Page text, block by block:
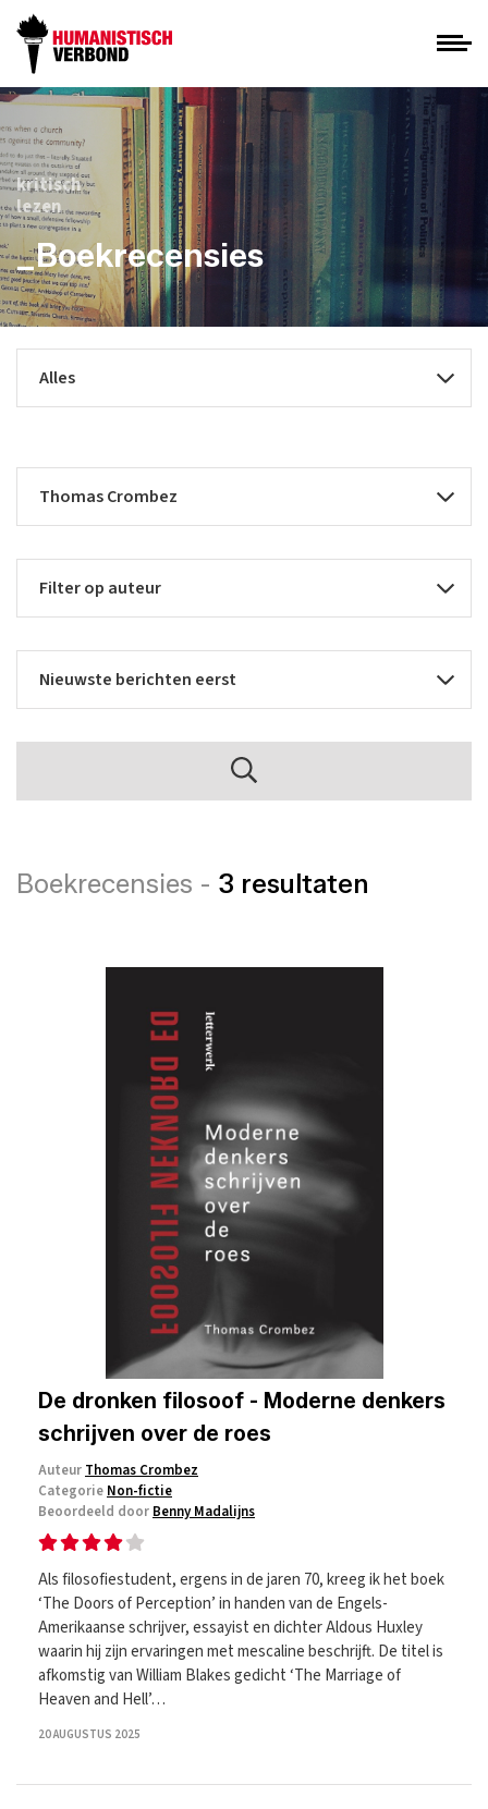
kritisch
lezen
_Boekrecensies
Boekrecensies - 3 resultaten
De dronken filosoof - Moderne denkers
schrijven over de roes
Auteur Thomas Crombez
Categorie Non-fictie
Beoordeeld door Benny Madalijns
Als filosofiestudent, ergens in de jaren 70, kreeg ik het boek
‘The Doors of Perception’ in handen van de Engels-
Amerikaanse schrijver, essayist en dichter Aldous Huxley
waarin hij zijn ervaringen met mescaline beschrijft. De titel is
afkomstig van William Blakes gedicht ‘The Marriage of
Heaven and Hell’…
20 AUGUSTUS 2025